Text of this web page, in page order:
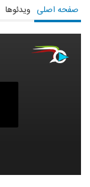
صفحه اصلی ویدئوها